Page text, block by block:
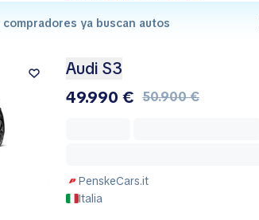
compradores ya buscan autos
Audi S3
49.990 € 50.900 €
PenskeCars.it
Italia